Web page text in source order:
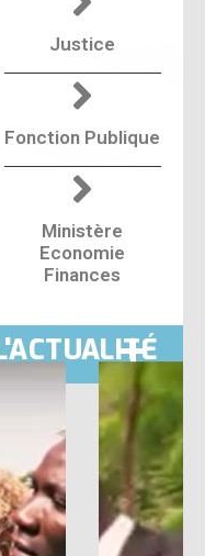
Justice
Fonction Publique
Ministère
Economie
Finances